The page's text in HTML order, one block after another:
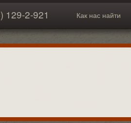
129-2-921 Как нас найти